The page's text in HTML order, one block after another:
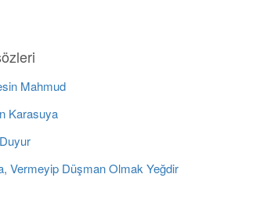
Mahmud
Karasuya
Vermeyip Düşman Olmak Yeğdir